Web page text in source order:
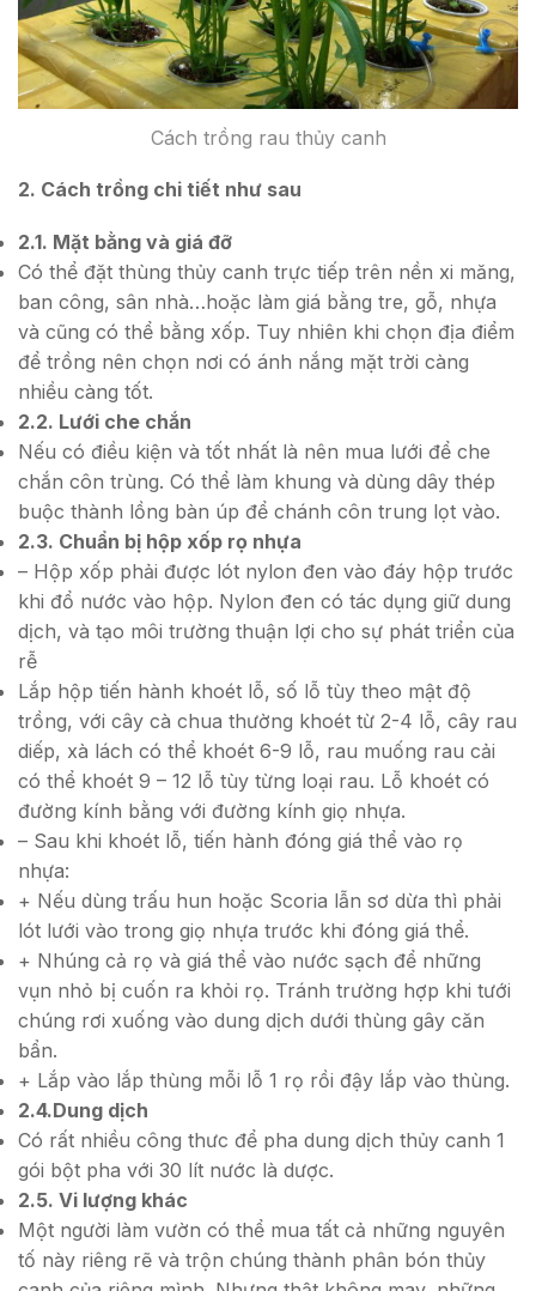
Cách trồng rau thủy canh
2. Cách trồng chi tiết như sau
2.1. Mặt bằng và giá đỡ
Có thể đặt thùng thủy canh trực tiếp trên nền xi măng,
ban công, sân nhà…hoặc làm giá bằng tre, gỗ, nhựa
và cũng có thể bằng xốp. Tuy nhiên khi chọn địa điểm
để trồng nên chọn nơi có ánh nắng mặt trời càng
nhiều càng tốt.
2.2. Lưới che chắn
Nếu có điều kiện và tốt nhất là nên mua lưới để che
chắn côn trùng. Có thể làm khung và dùng dây thép
buộc thành lồng bàn úp để chánh côn trung lọt vào.
2.3. Chuẩn bị hộp xốp rọ nhựa
– Hộp xốp phải được lót nylon đen vào đáy hộp trước
khi đổ nước vào hộp. Nylon đen có tác dụng giữ dung
dịch, và tạo môi trường thuận lợi cho sự phát triển của
rễ
Lắp hộp tiến hành khoét lỗ, số lỗ tùy theo mật độ
trồng, với cây cà chua thường khoét từ 2-4 lỗ, cây rau
diếp, xà lách có thể khoét 6-9 lỗ, rau muống rau cải
có thể khoét 9 – 12 lỗ tùy từng loại rau. Lỗ khoét có
đường kính bằng với đường kính giọ nhựa.
– Sau khi khoét lỗ, tiến hành đóng giá thể vào rọ
nhựa:
+ Nếu dùng trấu hun hoặc Scoria lẫn sơ dừa thì phải
lót lưới vào trong giọ nhựa trước khi đóng giá thể.
+ Nhúng cả rọ và giá thể vào nước sạch để những
vụn nhỏ bị cuốn ra khỏi rọ. Tránh trường hợp khi tưới
chúng rơi xuống vào dung dịch dưới thùng gây căn
bẩn.
+ Lắp vào lắp thùng mỗi lỗ 1 rọ rồi đậy lắp vào thùng.
2.4.Dung dịch
Có rất nhiều công thưc để pha dung dịch thủy canh 1
gói bột pha với 30 lít nước là dược.
2.5. Vi lượng khác
Một người làm vườn có thể mua tất cả những nguyên
tố này riêng rẽ và trộn chúng thành phân bón thủy